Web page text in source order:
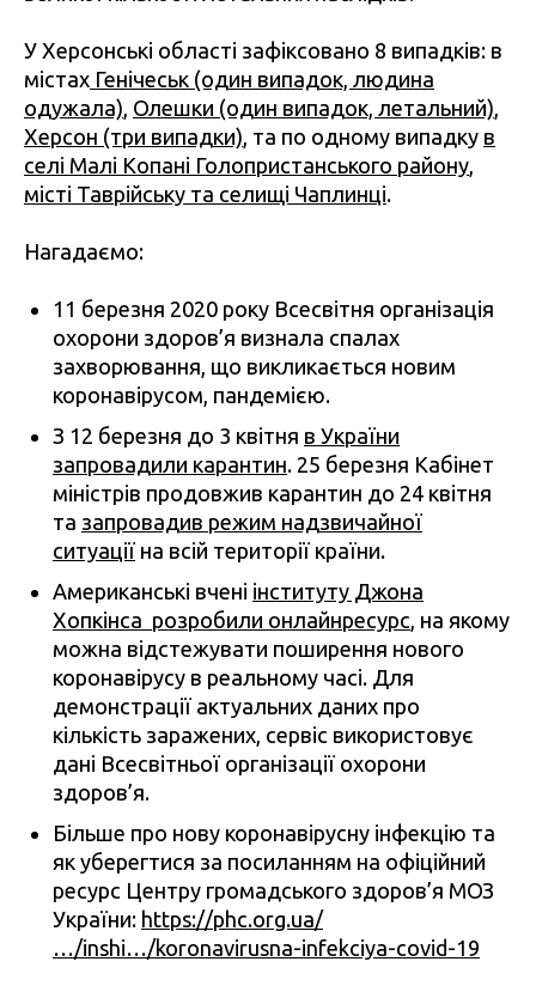
У Херсонські області зафіксовано 8 випадків: в
містах Генічеськ (один випадок, людина
одужала), Олешки (один випадок, летальний),
Херсон (три випадки), та по одному випадку в
селі Малі Копані Голопристанського району,
місті Таврійську та селищі Чаплинці.
Нагадаємо:
11 березня 2020 року Всесвітня організація
охорони здоров’я визнала спалах
захворювання, що викликається новим
коронавірусом, пандемією.
З 12 березня до 3 квітня в України
запровадили карантин. 25 березня Кабінет
міністрів продовжив карантин до 24 квітня
та запровадив режим надзвичайної
ситуації на всій території країни.
Американські вчені інституту Джона
Хопкінса розробили онлайнресурс, на якому
можна відстежувати поширення нового
коронавірусу в реальному часі. Для
демонстрації актуальних даних про
кількість заражених, сервіс використовує
дані Всесвітньої організації охорони
здоров’я.
Більше про нову коронавірусну інфекцію та
як уберегтися за посиланням на офіційний
ресурс Центру громадського здоров’я МОЗ
України: https://phc.org.ua/
…/inshi…/koronavirusna-infekciya-covid-19